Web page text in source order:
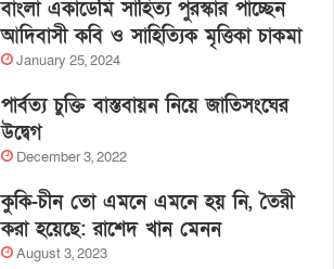
বাংলা একাডেমি সাহিত্য পুরস্কার পাচ্ছেন
আদিবাসী কবি ও সাহিত্যিক মৃত্তিকা চাকমা
January 25, 2024
পার্বত্য চুক্তি বাস্তবায়ন নিয়ে জাতিসংঘের
উদ্বেগ
December 3, 2022
কুকি-চীন তো এমনে এমনে হয় নি, তৈরী
করা হয়েছে: রাশেদ খান মেনন
August 3, 2023